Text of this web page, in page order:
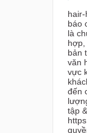
báo
là
hợp,
bản
văn
vực
đến
tập